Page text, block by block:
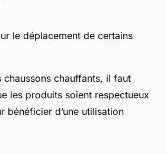
le déplacement de certains
chaussons chauffants, il faut
les produits soient respectueux
bénéficier d’une utilisation